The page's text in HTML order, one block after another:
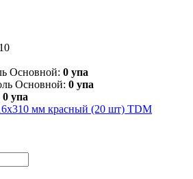
Основной: 0 упа
Основной: 0 упа
0 упа
мм красный (20 шт) TDM